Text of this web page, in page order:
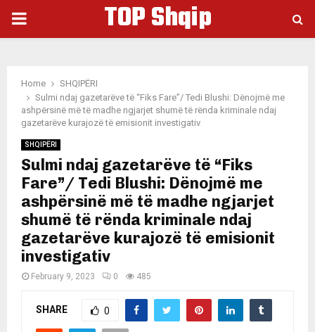
PRIMARY
TOP Shqip
Home
SHQIPËRI
Sulmi ndaj gazetarëve të “Fiks Fare”/ Tedi Blushi: Dënojmë me
ashpërsinë më të madhe ngjarjet shumë të rënda kriminale ndaj
gazetarëve kurajozë të emisionit investigativ
SHQIPËRI
Sulmi ndaj gazetarëve të “Fiks
Fare”/ Tedi Blushi: Dënojmë me
ashpërsinë më të madhe ngjarjet
shumë të rënda kriminale ndaj
gazetarëve kurajozë të emisionit
investigativ
February 9, 2023 0 485
SHARE 0